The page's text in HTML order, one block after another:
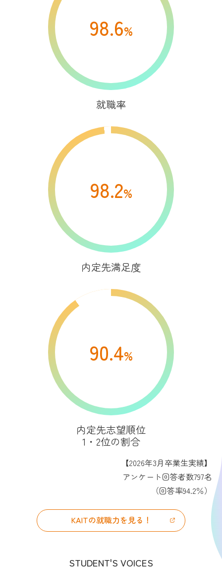
98.6%
就職率
98.2%
内定先満足度
90.4%
内定先志望順位
1・2位の割合
【2026年3月卒業生実績】
アンケート回答者数797名
（回答率94.2％）
KAITの就職力を見る！
STUDENT'S VOICES